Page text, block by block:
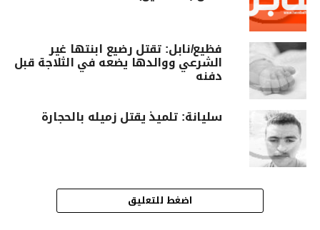
فظيع/نابل: تقتل رضيع ابنتها غير
الشرعي ووالدها يضعه في الثلاجة قبل
دفنه
سليانة: تلميذ يقتل زميله بالحجارة
اضغط للتعليق